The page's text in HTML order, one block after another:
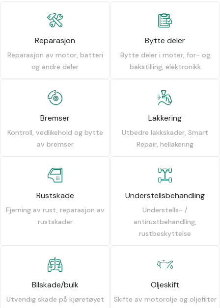
Reparasjon
Reparasjon av motor, batteri
og andre deler
Bytte deler
Bytte deler i moter, for- og
bakstilling, elektronikk
Bremser
Kontroll, vedlikehold og bytte
av bremser
Lakkering
Utbedre lakkskader, Smart
Repair, hellakering
Rustskade
Fjerning av rust, reparasjon av
rustskader
Understellsbehandling
Understells- /
antirustbehandling,
rustbeskyttelse
Bilskade/bulk
Utvendig skade på kjøretøyet
Oljeskift
Skifte av motorolje og oljefilter